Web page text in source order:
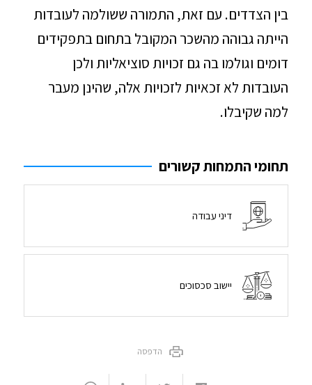
בין הצדדים. עם זאת, התמורה ששולמה לעובדות
הייתה גבוהה מהשכר המקובל בתחום בתפקידים
דומים וגולמו בה גם זכויות סוציאליות ולכן
העובדות לא זכאיות לזכויות אלה, שהינן מעבר
למה שקיבלו.
תחומי התמחות קשורים
דיני עבודה
יישוב סכסוכים
הדפסה